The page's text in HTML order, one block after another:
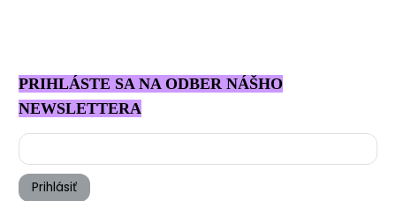
PRIHLÁSTE SA NA ODBER NÁŠHO
NEWSLETTERA
Prihlásiť